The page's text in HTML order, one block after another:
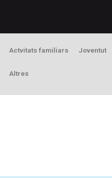
Actvitats familiars Joventut
Altres